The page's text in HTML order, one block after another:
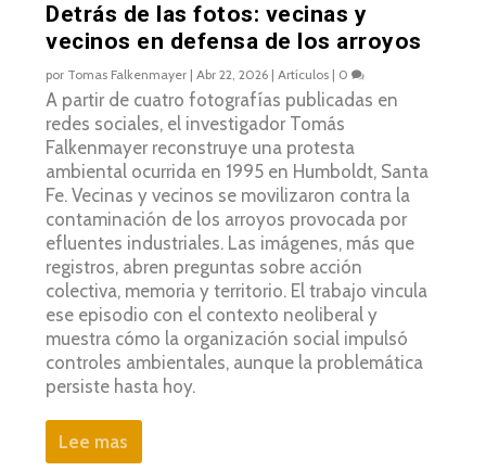
Detrás de las fotos: vecinas y
vecinos en defensa de los arroyos
por Tomas Falkenmayer |Abr 22, 2026 |Artículos | 0
A partir de cuatro fotografías publicadas en
redes sociales, el investigador Tomás
Falkenmayer reconstruye una protesta
ambiental ocurrida en 1995 en Humboldt, Santa
Fe. Vecinas y vecinos se movilizaron contra la
contaminación de los arroyos provocada por
efluentes industriales. Las imágenes, más que
registros, abren preguntas sobre acción
colectiva, memoria y territorio. El trabajo vincula
ese episodio con el contexto neoliberal y
muestra cómo la organización social impulsó
controles ambientales, aunque la problemática
persiste hasta hoy.
Lee mas